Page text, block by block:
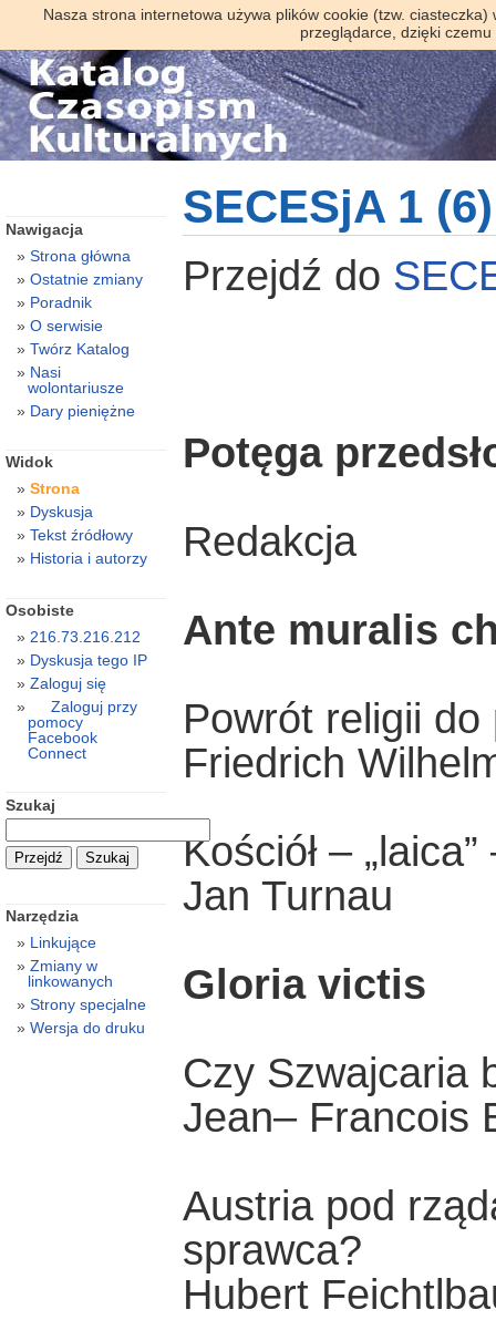
Nasza strona internetowa używa plików cookie (tzw.
przeglądarce, dzięki
SECESjA 1
Przejdź do
Potęga
Redakcja
Ante muralis
Powrót religii
Friedrich
Kościół –
Jan Turnau
Gloria victis
Czy Szwajcaria
Jean– Francois
Austria pod
sprawca?
Hubert
Nawigacja
Strona główna
Ostatnie zmiany
Poradnik
O serwisie
Twórz Katalog
Nasi
wolontariusze
Dary pieniężne
Widok
Strona
Dyskusja
Tekst źródłowy
Historia i autorzy
Osobiste
216.73.216.212
Dyskusja tego IP
Zaloguj się
Zaloguj przy
pomocy
Facebook
Connect
Szukaj
Narzędzia
Linkujące
Zmiany w
linkowanych
Strony specjalne
Wersja do druku